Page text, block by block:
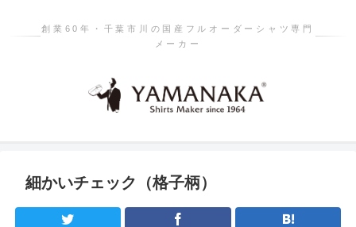
創業60年・千葉市川の国産フルオーダーシャツ専門
メーカー
細かいチェック（格子柄）